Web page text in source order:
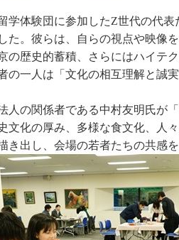
学体験団に参加したZ世代の代
た。彼らは、自らの視点や映像
の歴史的蓄積、さらにはハイテ
の一人は「文化の相互理解と誠
人の関係者である中村友明氏が
文化の厚み、多様な食文化、人
き出し、会場の若者たちの共感